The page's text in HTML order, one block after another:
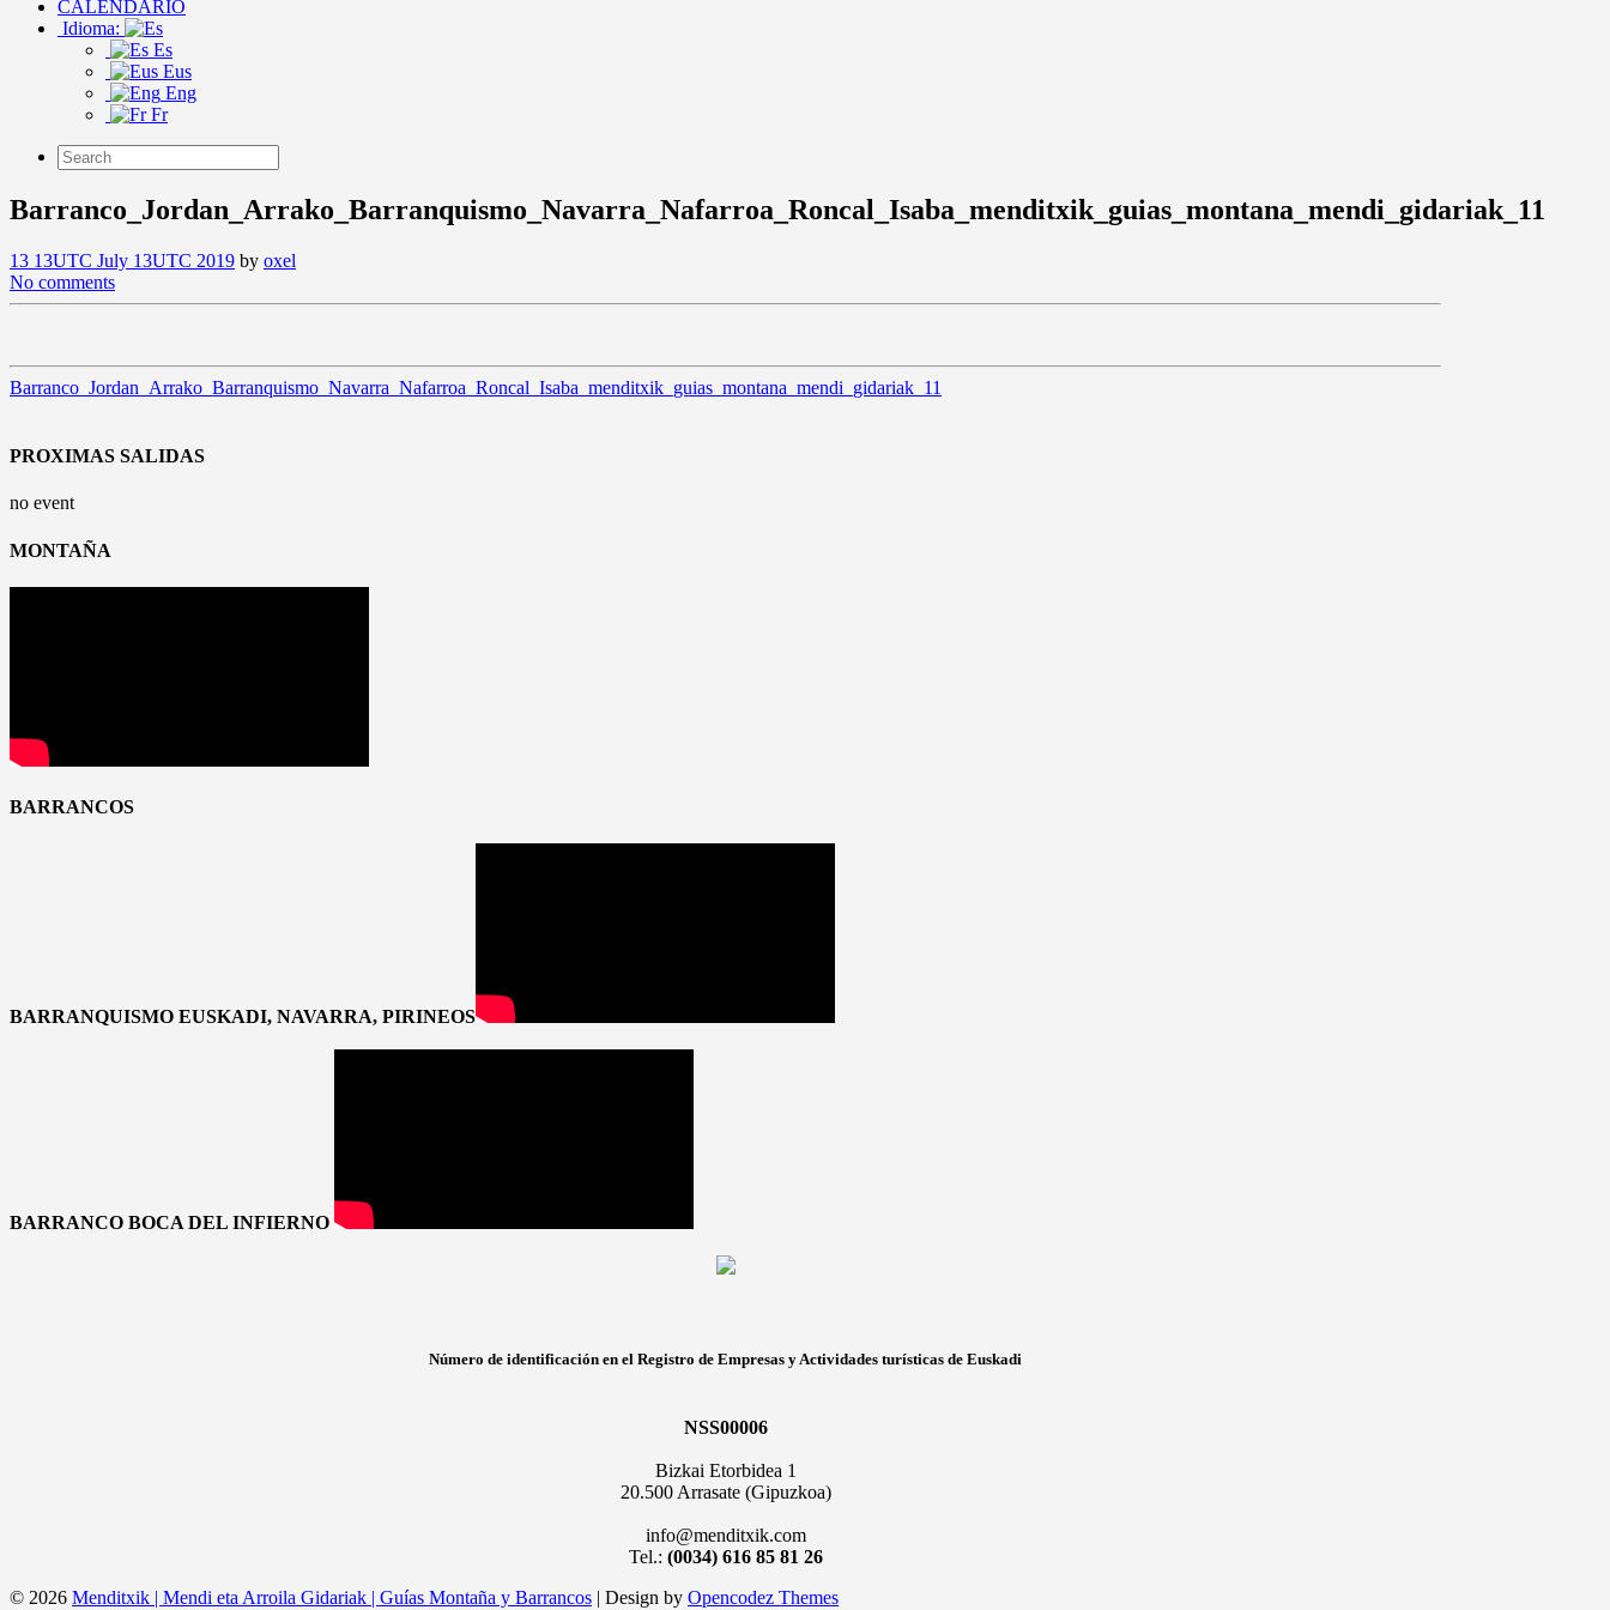
CALENDARIO
Idioma:
Es
Eus
Eng
Fr
Barranco_Jordan_Arrako_Barranquismo_Navarra_Nafarroa_Roncal_Isaba_menditxik_guias_montana_mendi_gidariak_11
13 13UTC July 13UTC 2019 by oxel
No comments
Barranco_Jordan_Arrako_Barranquismo_Navarra_Nafarroa_Roncal_Isaba_menditxik_guias_montana_mendi_gidariak_11
PROXIMAS SALIDAS
no event
MONTAÑA
BARRANCOS
BARRANQUISMO EUSKADI, NAVARRA, PIRINEOS
BARRANCO BOCA DEL INFIERNO
Número de identificación en el Registro de Empresas y Actividades turísticas de Euskadi
NSS00006
Bizkai Etorbidea 1
20.500 Arrasate (Gipuzkoa)
info@menditxik.com
Tel.: (0034) 616 85 81 26
© 2026 Menditxik | Mendi eta Arroila Gidariak | Guías Montaña y Barrancos | Design by Opencodez Themes